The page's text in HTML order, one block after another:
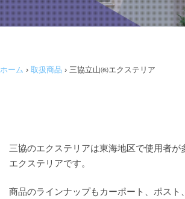
ホーム › 取扱商品 › 三協立山㈱エクステリア
三協のエクステリアは東海地区で使用者が
エクステリアです。
商品のラインナップもカーポート、ポスト